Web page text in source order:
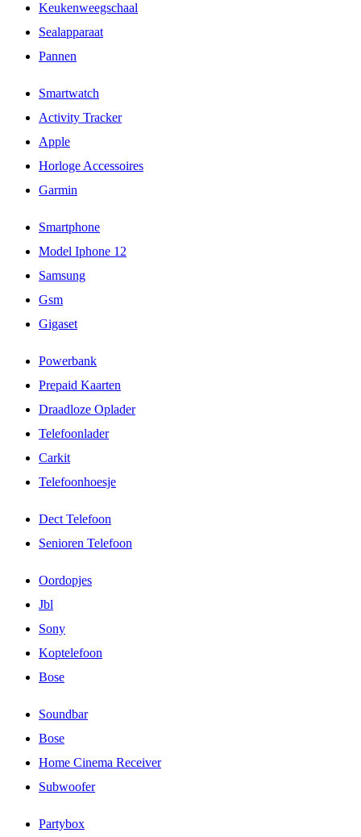
Keukenweegschaal
Sealapparaat
Pannen
Smartwatch
Activity Tracker
Apple
Horloge Accessoires
Garmin
Smartphone
Model Iphone 12
Samsung
Gsm
Gigaset
Powerbank
Prepaid Kaarten
Draadloze Oplader
Telefoonlader
Carkit
Telefoonhoesje
Dect Telefoon
Senioren Telefoon
Oordopjes
Jbl
Sony
Koptelefoon
Bose
Soundbar
Bose
Home Cinema Receiver
Subwoofer
Partybox